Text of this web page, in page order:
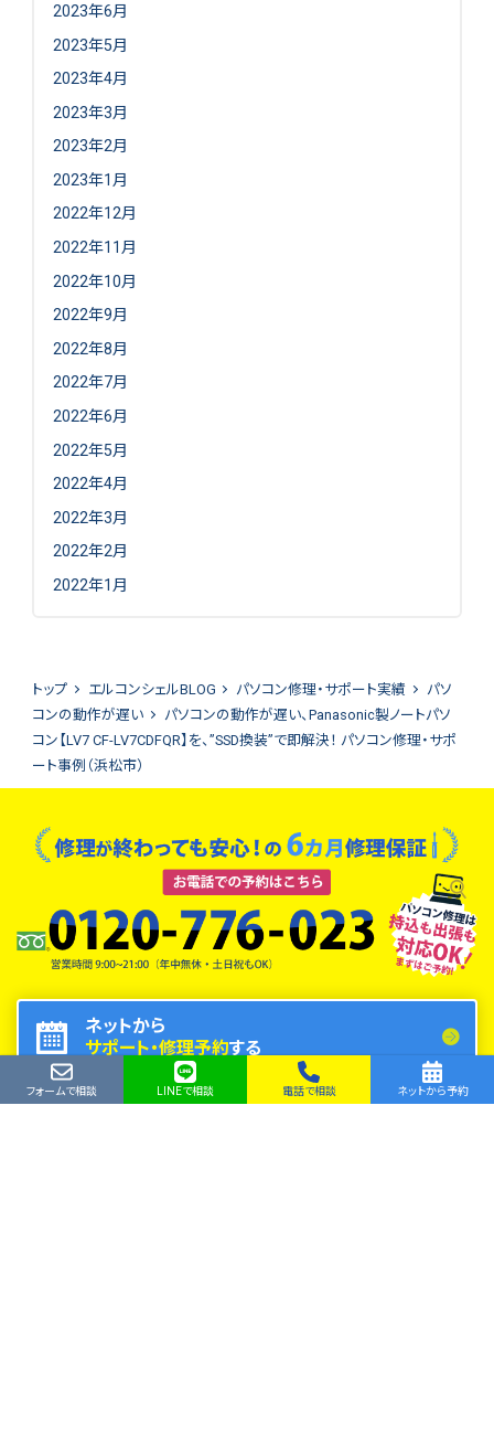
2023年6月
2023年5月
2023年4月
2023年3月
2023年2月
2023年1月
2022年12月
2022年11月
2022年10月
2022年9月
2022年8月
2022年7月
2022年6月
2022年5月
2022年4月
2022年3月
2022年2月
2022年1月
トップ エルコンシェルBLOG パソコン修理・サポート実績
パソ
コンの動作が遅い
パソコンの動作が遅い、Panasonic製ノートパソ
コン【LV7 CF-LV7CDFQR】を、”SSD換装”で即解決！ パソコン修理・サポ
ート事例（浜松市）
ネットから
サポート・修理予約する
フォームで相談 LINEで相談 電話で相談 ネットから予約